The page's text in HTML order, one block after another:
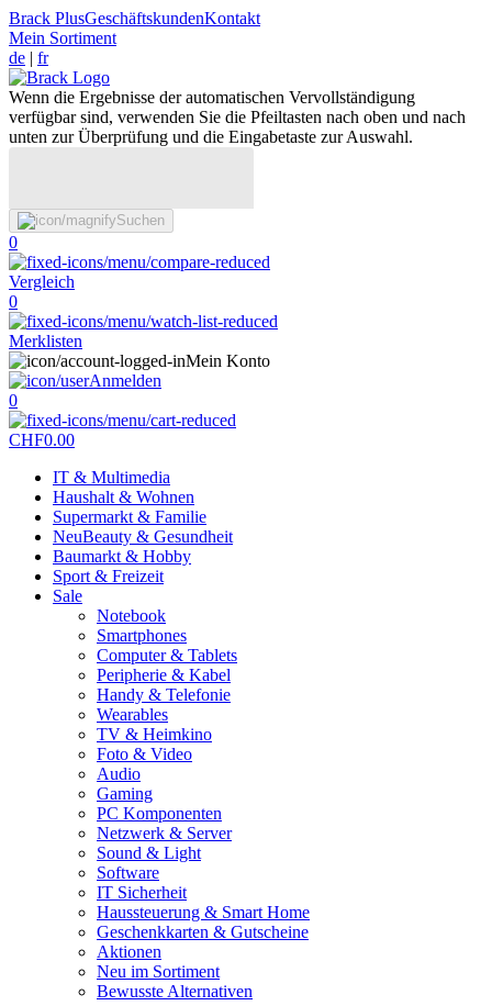
Brack PlusGeschäftskundenKontakt
Mein Sortiment
de | fr
Wenn die Ergebnisse der automatischen Vervollständigung
verfügbar sind, verwenden Sie die Pfeiltasten nach oben und nach
unten zur Überprüfung und die Eingabetaste zur Auswahl.
Suchen
0
Vergleich
0
Merklisten
Mein Konto
Anmelden
0
CHF0.00
IT & Multimedia
Haushalt & Wohnen
Supermarkt & Familie
NeuBeauty & Gesundheit
Baumarkt & Hobby
Sport & Freizeit
Sale
Notebook
Smartphones
Computer & Tablets
Peripherie & Kabel
Handy & Telefonie
Wearables
TV & Heimkino
Foto & Video
Audio
Gaming
PC Komponenten
Netzwerk & Server
Sound & Light
Software
IT Sicherheit
Haussteuerung & Smart Home
Geschenkkarten & Gutscheine
Aktionen
Neu im Sortiment
Bewusste Alternativen